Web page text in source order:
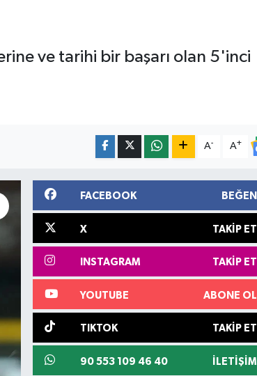
ve tarihi bir başarı olan 5'inci
A- A+
FACEBOOK BEĞEN
X TAKIP ET
INSTAGRAM TAKIP ET
YOUTUBE ABONE OL
TIKTOK TAKIP ET
90 553 109 46 40 İLETIŞIM